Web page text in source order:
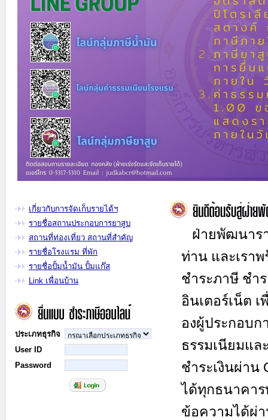
เกี่ยวกับการจัดเก็บรายได้ฯ
รายชื่อสถานประกอบการยาสูบ
สถานที่ท่องเที่ยว สถานที่สำคัญ
รายชื่อโรงแรม ที่พัก
รายชื่อปั้มน้ำมัน ปั้มแก๊ส
Link เพื่อนบ้าน
ประเภทธุรกิจ
User ID
Password
ฝ่ายพัฒนาร
ท่าน และเรา
ชำระภาษี ชำ
อินเตอร์เน็ต
องผู้ประกอบ
ธรรมเนียมแล
ชำระเงินผ่าน
ได้ทุกธนาคา
ข้อความได้ผ่